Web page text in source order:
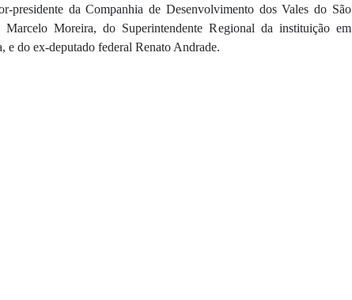
presidente da Companhia de Desenvolvimento dos Vales do São
Moreira, do Superintendente Regional da instituição em
do ex-deputado federal Renato Andrade.